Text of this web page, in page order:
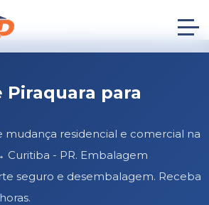
Piraquara para
residencial e comercial na
Curitiba - PR. Embalagem
seguro e desembalagem. Receba